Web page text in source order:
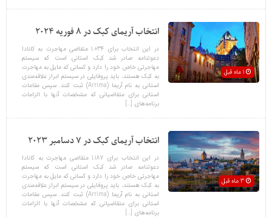
انتخاب آریمای کبک در 8 فوریه 2024
در این انتخاب برای 1.034 متقاضی مهاجرت به کانادا
دعوتنامه صادر شد کبک استانی است که سیستم
مهاجرتی خاص خود را دارد و کسانی که مایل به مهاجرت
به کبک هستند، باید پروفایلی در سیستم ابراز علاقه‌مندی
استانی به نام آریما (Arrima) ثبت کنند. سپس مقامات
استانی برای متقاضیانی که مشخصات آنها با الزامات
برنامه‌های […]
انتخاب آریمای کبک در 7 دسامبر 2023
در این انتخاب برای 1.187 متقاضی مهاجرت به کانادا
دعوتنامه صادر شد کبک استانی است که سیستم
مهاجرتی خاص خود را دارد و کسانی که مایل به مهاجرت
به کبک هستند، باید پروفایلی در سیستم ابراز علاقه‌مندی
استانی به نام آریما (Arrima) ثبت کنند. سپس مقامات
استانی برای متقاضیانی که مشخصات آنها با الزامات
برنامه‌های […]